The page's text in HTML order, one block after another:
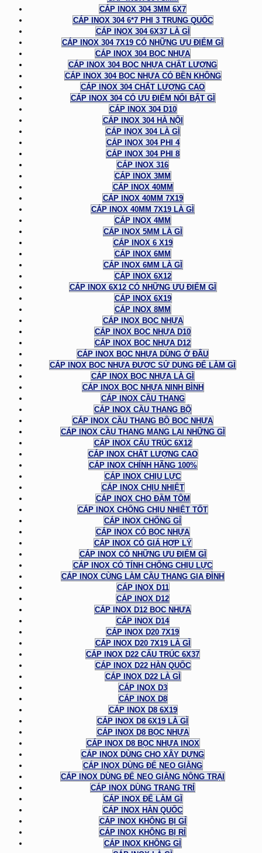
CÁP INOX 304 3MM 6X7
CÁP INOX 304 6*7 PHI 3 TRUNG QUỐC
CÁP INOX 304 6X37 LÀ GÌ
CÁP INOX 304 7X19 CÓ NHỮNG ƯU ĐIỂM GÌ
CÁP INOX 304 BỌC NHỰA
CÁP INOX 304 BỌC NHỰA CHẤT LƯỢNG
CÁP INOX 304 BỌC NHỰA CÓ BỀN KHÔNG
CÁP INOX 304 CHẤT LƯỢNG CAO
CÁP INOX 304 CÓ ƯU ĐIỂM NỔI BẬT GÌ
CÁP INOX 304 D10
CÁP INOX 304 HÀ NỘI
CÁP INOX 304 LÀ GÌ
CÁP INOX 304 PHI 4
CÁP INOX 304 PHI 8
CÁP INOX 316
CÁP INOX 3MM
CÁP INOX 40MM
CÁP INOX 40MM 7X19
CÁP INOX 40MM 7X19 LÀ GÌ
CÁP INOX 4MM
CÁP INOX 5MM LÀ GÌ
CÁP INOX 6 X19
CÁP INOX 6MM
CÁP INOX 6MM LÀ GÌ
CÁP INOX 6X12
CÁP INOX 6X12 CÓ NHỮNG ƯU ĐIỂM GÌ
CÁP INOX 6X19
CÁP INOX 8MM
CÁP INOX BỌC NHỰA
CÁP INOX BỌC NHỰA D10
CÁP INOX BỌC NHỰA D12
CÁP INOX BỌC NHỰA DÙNG Ở ĐÂU
CÁP INOX BỌC NHỰA ĐƯỢC SỬ DỤNG ĐỂ LÀM GÌ
CÁP INOX BỌC NHỰA LÀ GÌ
CÁP INOX BỌC NHỰA NINH BÌNH
CÁP INOX CẦU THANG
CÁP INOX CẦU THANG BỘ
CÁP INOX CẦU THANG BỘ BỌC NHỰA
CÁP INOX CẦU THANG MANG LẠI NHỮNG GÌ
CÁP INOX CẤU TRÚC 6X12
CÁP INOX CHẤT LƯỢNG CAO
CÁP INOX CHÍNH HÃNG 100%
CÁP INOX CHỊU LỰC
CÁP INOX CHỊU NHIỆT
CÁP INOX CHO ĐẦM TÔM
CÁP INOX CHỐNG CHỊU NHIỆT TỐT
CÁP INOX CHỐNG GỈ
CÁP INOX CÓ BỌC NHỰA
CÁP INOX CÓ GIÁ HỢP LÝ
CÁP INOX CÓ NHỮNG ƯU ĐIỂM GÌ
CÁP INOX CÓ TÍNH CHỐNG CHỊU LỰC
CÁP INOX CÙNG LÀM CẦU THANG GIA ĐÌNH
CÁP INOX D11
CÁP INOX D12
CÁP INOX D12 BỌC NHỰA
CÁP INOX D14
CÁP INOX D20 7X19
CÁP INOX D20 7X19 LÀ GÌ
CÁP INOX D22 CẤU TRÚC 6X37
CÁP INOX D22 HÀN QUỐC
CÁP INOX D22 LÀ GÌ
CÁP INOX D3
CÁP INOX D8
CÁP INOX D8 6X19
CÁP INOX D8 6X19 LÀ GÌ
CÁP INOX D8 BỌC NHỰA
CÁP INOX D8 BỌC NHỰA INOX
CÁP INOX DÙNG CHO XÂY DỰNG
CÁP INOX DÙNG ĐỂ NEO GIẰNG
CÁP INOX DÙNG ĐỂ NEO GIẰNG NÔNG TRẠI
CÁP INOX DÙNG TRANG TRÍ
CÁP INOX ĐỂ LÀM GÌ
CÁP INOX HÀN QUỐC
CÁP INOX KHÔNG BỊ GỈ
CÁP INOX KHÔNG BỊ RỈ
CÁP INOX KHÔNG GỈ